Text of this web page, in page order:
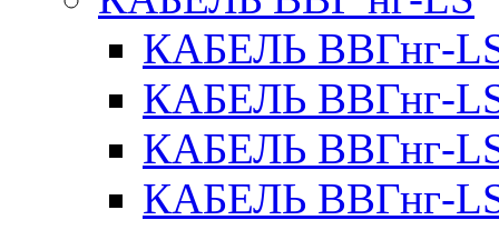
КАБЕЛЬ ВВГнг-
КАБЕЛЬ ВВГнг-
КАБЕЛЬ ВВГнг-
КАБЕЛЬ ВВГнг-